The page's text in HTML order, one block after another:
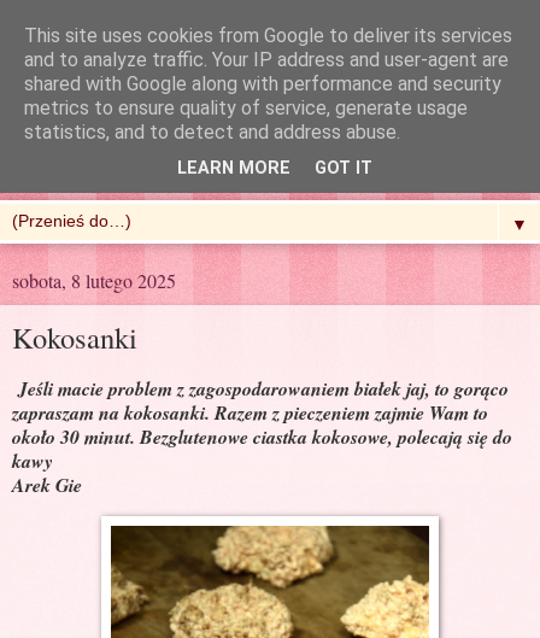
R'n'G Kitchen
▼
sobota, 8 lutego 2025
Kokosanki
Jeśli macie problem z zagospodarowaniem białek jaj, to gorąco
zapraszam na kokosanki. Razem z pieczeniem zajmie Wam to
około 30 minut. Bezglutenowe ciastka kokosowe, polecają się do
kawy
Arek Gie
This site uses cookies from Google to deliver its services
and to analyze traffic. Your IP address and user-agent are
shared with Google along with performance and security
metrics to ensure quality of service, generate usage
statistics, and to detect and address abuse.
LEARN MORE GOT IT